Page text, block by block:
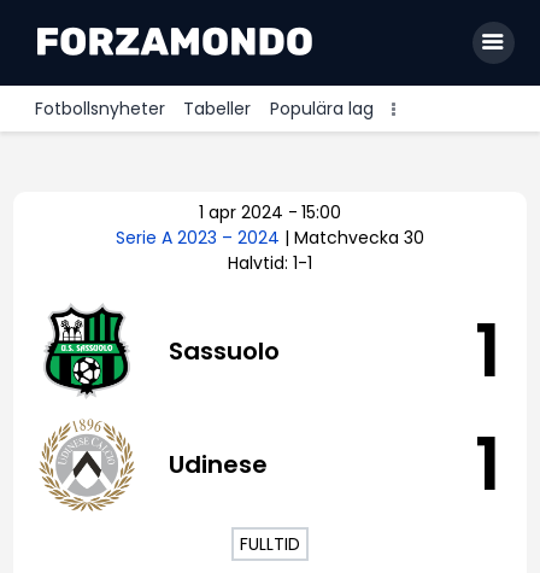
Fotbollsnyheter Tabeller Populära lag
Premier League
Bundesliga
Serie A
1 apr 2024 - 15:00
Serie A 2023 – 2024 | Matchvecka 30
Halvtid: 1-1
Sassuolo 1
Udinese 1
FULLTID